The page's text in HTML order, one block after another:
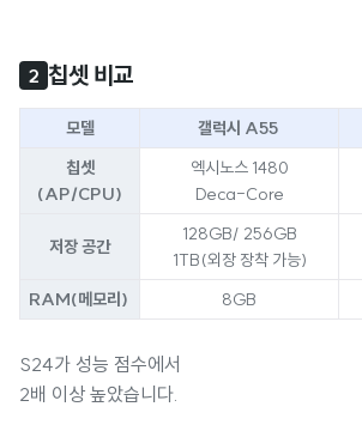
2 칩셋 비교
모델 갤럭시 A55
칩셋
(AP/CPU)
엑시노스 1480
Deca-Core
저장 공간
128GB/ 256GB
1TB(외장 장착 가능)
RAM(메모리) 8GB
S24가 성능 점수에서
2배 이상 높았습니다.